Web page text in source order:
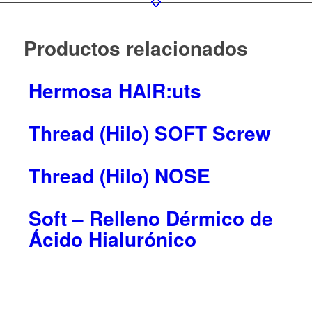
Productos relacionados
Hermosa HAIR:uts
Thread (Hilo) SOFT Screw
Thread (Hilo) NOSE
Soft – Relleno Dérmico de
Ácido Hialurónico